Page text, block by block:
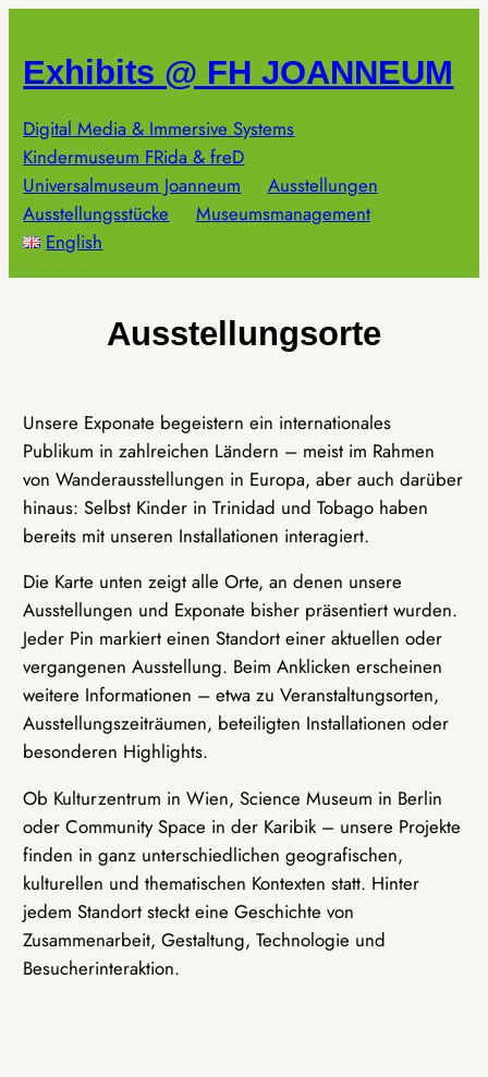
springen
Exhibits @ FH JOANNEUM
Digital Media & Immersive Systems
Kindermuseum FRida & freD
Universalmuseum Joanneum
Ausstellungen
Ausstellungsstücke
Museumsmanagement
English
Ausstellungsorte
Unsere Exponate begeistern ein internationales
Publikum in zahlreichen Ländern – meist im Rahmen
von Wanderausstellungen in Europa, aber auch darüber
hinaus: Selbst Kinder in Trinidad und Tobago haben
bereits mit unseren Installationen interagiert.
Die Karte unten zeigt alle Orte, an denen unsere
Ausstellungen und Exponate bisher präsentiert wurden.
Jeder Pin markiert einen Standort einer aktuellen oder
vergangenen Ausstellung. Beim Anklicken erscheinen
weitere Informationen – etwa zu Veranstaltungsorten,
Ausstellungszeiträumen, beteiligten Installationen oder
besonderen Highlights.
Ob Kulturzentrum in Wien, Science Museum in Berlin
oder Community Space in der Karibik – unsere Projekte
finden in ganz unterschiedlichen geografischen,
kulturellen und thematischen Kontexten statt. Hinter
jedem Standort steckt eine Geschichte von
Zusammenarbeit, Gestaltung, Technologie und
Besucherinteraktion.